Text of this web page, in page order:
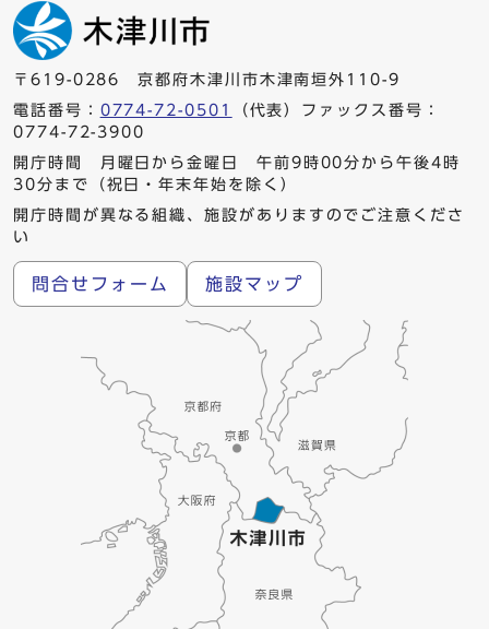
〒619-0286 京都府木津川市木津南垣外110-9
電話番号： 0774-72-0501
（代表）ファックス番号：
0774-72-3900
開庁時間 月曜日から金曜日 午前9時00分から午後4時
30分まで（祝日・年末年始を除く）
開庁時間が異なる組織、施設がありますのでご注意くださ
い
問合せフォーム 施設マップ